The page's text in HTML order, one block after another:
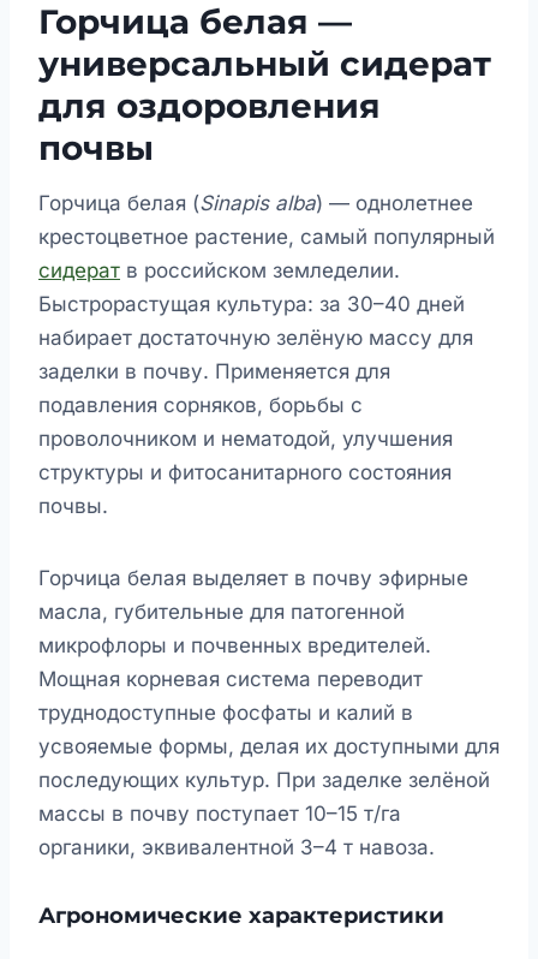
Горчица белая —
универсальный сидерат
для оздоровления
почвы
Горчица белая (Sinapis alba) — однолетнее
крестоцветное растение, самый популярный
сидерат в российском земледелии.
Быстрорастущая культура: за 30–40 дней
набирает достаточную зелёную массу для
заделки в почву. Применяется для
подавления сорняков, борьбы с
проволочником и нематодой, улучшения
структуры и фитосанитарного состояния
почвы.
Горчица белая выделяет в почву эфирные
масла, губительные для патогенной
микрофлоры и почвенных вредителей.
Мощная корневая система переводит
труднодоступные фосфаты и калий в
усвояемые формы, делая их доступными для
последующих культур. При заделке зелёной
массы в почву поступает 10–15 т/га
органики, эквивалентной 3–4 т навоза.
Агрономические характеристики